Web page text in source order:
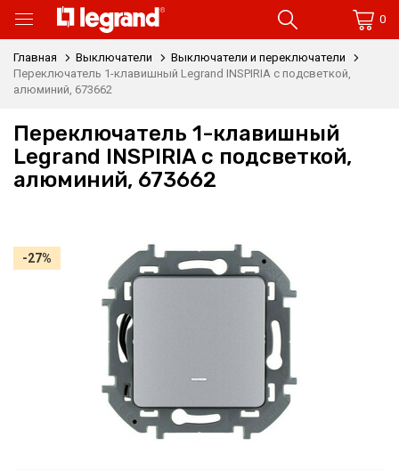
0
Главная Выключатели
Выключатели и переключатели
Переключатель 1-клавишный Legrand INSPIRIA с подсветкой,
алюминий, 673662
Переключатель 1-клавишный
Legrand INSPIRIA с подсветкой,
алюминий, 673662
-27%